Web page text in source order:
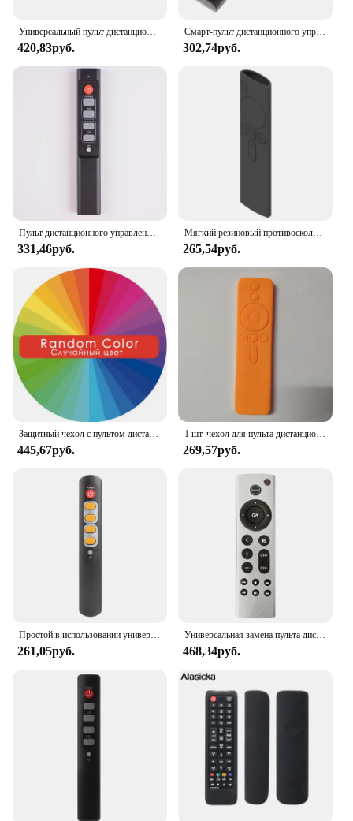
Универсальный пульт дистанционного управления BPIR для Smart TV, беспроводной, с функцией обучения, легко использовать, подходит для всех типов телеприставок
420,83руб.
Смарт-пульт дистанционного управления для телевизора STB DVD DVB , TV Box HIFI, универсальный контроллер с 6 большими кнопками, легко использовать для пожилых людей
302,74руб.
Пульт дистанционного управления для ТВ, STB, DVD, DVB , TV Box, Hi-Fi, 6 больших кнопок
331,46руб.
Мягкий резиновый противоскользящий чехол для пульта дистанционного управления XiaoMi, силиконовый чехол для пульта дистанционного управления из ТПУ, защитный чехол для ТВ, Mi Box
265,54руб.
Защитный чехол с пультом дистанционного управления для телевизора Samsung AA59-00786A AA59-00602A AA59-00666A AA59-00741A 00637 00817A Силиконовый мягкий чехол
445,67руб.
1 шт. чехол для пульта дистанционного управления для Xiaomi 4A голосовая кнопка пульт дистанционного управления силиконовый Пылезащитный Чехол резиновый чехол для Mi 4C
269,57руб.
Простой в использовании универсальный обучающий пульт дистанционного управления для пожилых людей работает для ТВ STB DVD HIFI нагреватель Spearker, обучающий контроллер для ТВ-приставки
261,05руб.
Универсальная замена пульта дистанционного управления для Apple TV 4K, Apple TV Box (2-е 3-е 4-е Поколение), Apple TV HD A2843 A2737 A2169, простая в использовании
468,34руб.